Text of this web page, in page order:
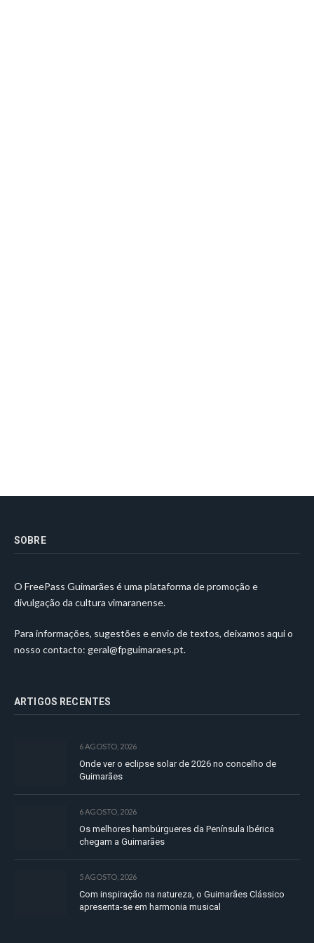
SOBRE
O FreePass Guimarães é uma plataforma de promoção e
divulgação da cultura vimaranense.
Para informações, sugestões e envio de textos, deixamos aqui o
nosso contacto: geral@fpguimaraes.pt.
ARTIGOS RECENTES
6 AGOSTO, 2026
Onde ver o eclipse solar de 2026 no concelho de
Guimarães
6 AGOSTO, 2026
Os melhores hambúrgueres da Península Ibérica
chegam a Guimarães
5 AGOSTO, 2026
Com inspiração na natureza, o Guimarães Clássico
apresenta-se em harmonia musical